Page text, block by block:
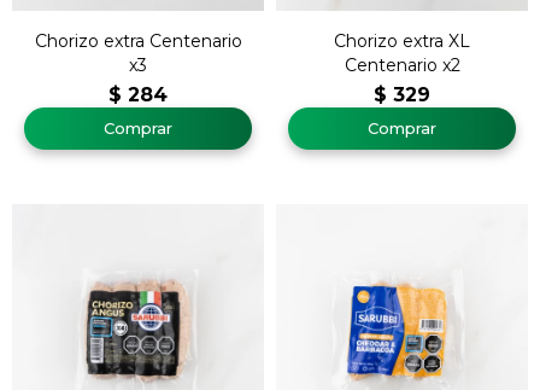
Chorizo extra Centenario
x3
$ 284
Chorizo extra XL
Centenario x2
$ 329